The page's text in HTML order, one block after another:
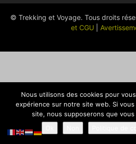
© Trekking et Voyage. Tous droits
et CGU
Nous utilisons des cookies pour
expérience sur notre site web. Si
site, nous supposerons que